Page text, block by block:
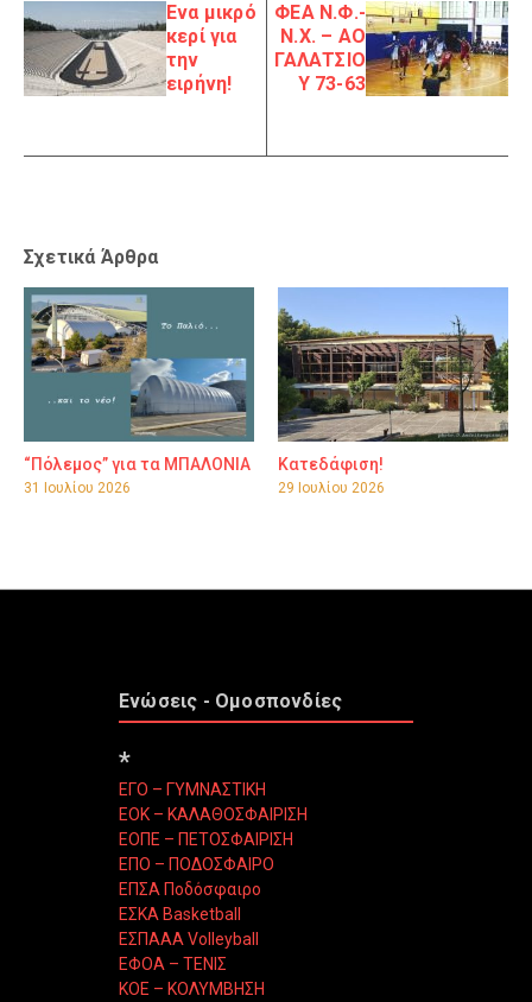
Eνα μικρό
κερί για
την
ειρήνη!
ΦΕΑ Ν.Φ.-
Ν.Χ. – ΑΟ
ΓΑΛΑΤΣΙΟ
Υ 73-63
Σχετικά Άρθρα
“Πόλεμος” για τα ΜΠΑΛΟΝΙΑ
31 Ιουλίου 2026
Κατεδάφιση!
29 Ιουλίου 2026
Ενώσεις - Ομοσπονδίες
*
ΕΓΟ – ΓΥΜΝΑΣΤΙΚΗ
ΕΟΚ – ΚΑΛΑΘΟΣΦΑΙΡΙΣΗ
ΕΟΠΕ – ΠΕΤΟΣΦΑΙΡΙΣΗ
ΕΠΟ – ΠΟΔΟΣΦΑΙΡΟ
ΕΠΣΑ Ποδόσφαιρο
ΕΣΚΑ Basketball
ΕΣΠΑΑΑ Volleyball
ΕΦΟΑ – ΤΕΝΙΣ
ΚΟΕ – ΚΟΛΥΜΒΗΣΗ